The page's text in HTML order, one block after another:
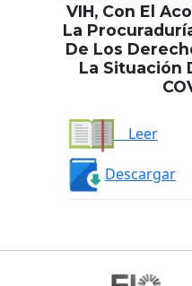
VIH, Con El
La
De Los
La Situación
Leer
Descargar